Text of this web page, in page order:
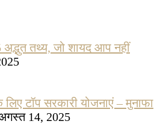
तथ्य, जो शायद आप नहीं
टॉप सरकारी योजनाएं – मुनाफा
14, 2025